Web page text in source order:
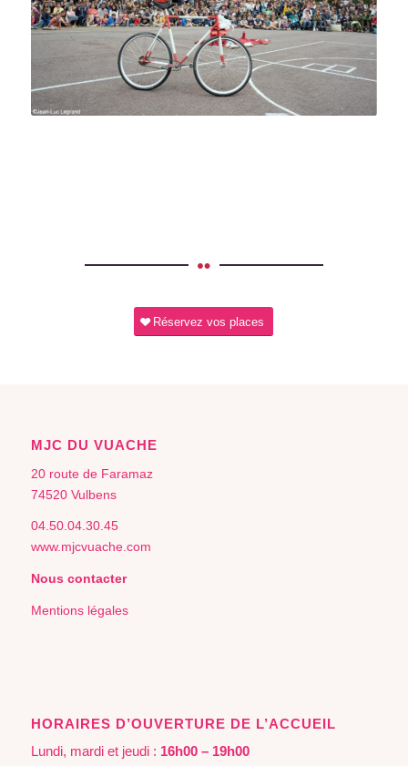
Réservez vos places
MJC DU VUACHE
20 route de Faramaz
74520 Vulbens
04.50.04.30.45
www.mjcvuache.com
Nous contacter
Mentions légales
HORAIRES D’OUVERTURE DE L’ACCUEIL
Lundi, mardi et jeudi : 16h00 – 19h00